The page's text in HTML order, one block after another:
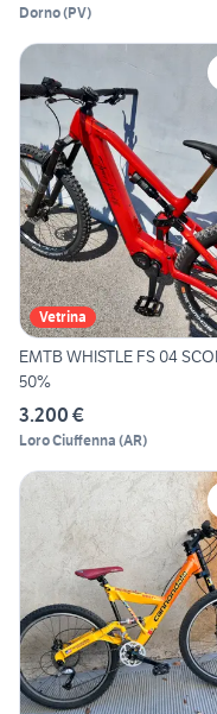
Dorno(PV)
Vetrina
EMTB WHISTLE FS 04
50%
3.200 €
Loro Ciuffenna (AR)